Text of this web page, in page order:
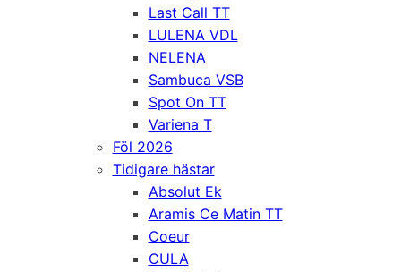
Last Call TT
LULENA VDL
NELENA
Sambuca VSB
Spot On TT
Variena T
Föl 2026
Tidigare hästar
Absolut Ek
Aramis Ce Matin TT
Coeur
CULA